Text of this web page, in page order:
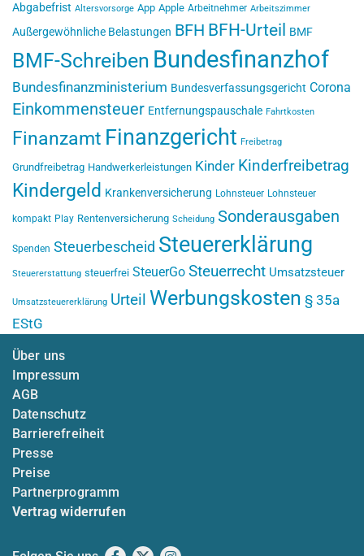
Abgabefrist Altersvorsorge App Apple Arbeitnehmer Arbeitszimmer
Außergewöhnliche Belastungen BFH BFH-Urteil BMF
BMF-Schreiben Bundesfinanzhof
Bundesfinanzministerium Bundesverfassungsgericht Corona
Einkommensteuer Entfernungspauschale Fahrtkosten
Finanzamt Finanzgericht Freibetrag
Grundfreibetrag Handwerkerleistungen Kinder Kinderfreibetrag
Kindergeld Krankenversicherung Lohnsteuer Lohnsteuer
kompakt Play Rentenversicherung Scheidung Sonderausgaben
Spenden Steuerbescheid Steuererklärung
Steuererstattung steuerfrei SteuerGo Steuerrecht Umsatzsteuer
Umsatzsteuererklärung Urteil Werbungskosten § 35a
EStG
Über uns
Impressum
AGB
Datenschutz
Barrierefreiheit
Presse
Preise
Partnerprogramm
Vertrag widerrufen